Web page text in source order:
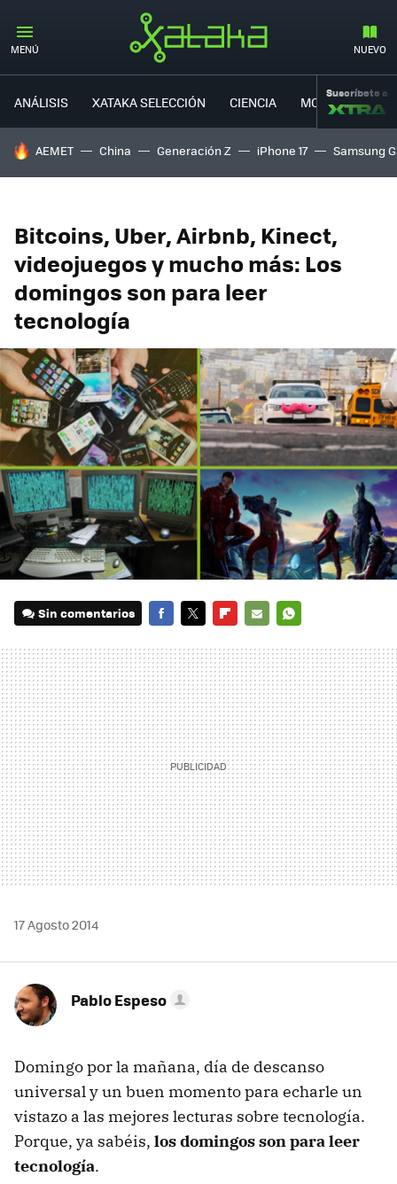
MENÚ NUEVO
ANÁLISIS XATAKA SELECCIÓN CIENCIA MOVILIDAD
Suscríbete a
HOY SE HABLA DE
AEMET China Generación Z iPhone 17 Samsung
Bitcoins, Uber, Airbnb, Kinect,
videojuegos y mucho más: Los
domingos son para leer
tecnología
Sin comentarios
MAIL
17 Agosto 2014
Pablo Espeso
Domingo por la mañana, día de descanso
universal y un buen momento para echarle un
vistazo a las mejores lecturas sobre tecnología.
Porque, ya sabéis, los domingos son para leer
tecnología.